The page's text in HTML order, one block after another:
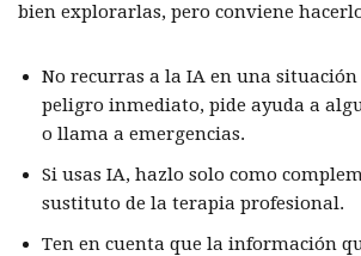
bien explorarlas, pero conviene
No recurras a la IA en una situación
peligro inmediato, pide ayuda a
o llama a emergencias.
Si usas IA, hazlo solo como
sustituto de la terapia profesional.
Ten en cuenta que la información